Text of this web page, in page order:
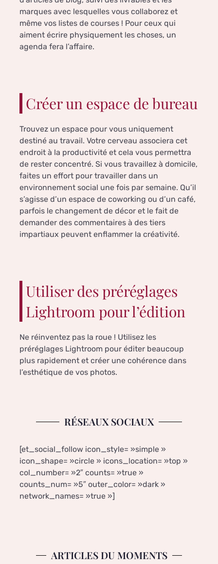
marques avec lesquelles vous collaborez et
même vos listes de courses ! Pour ceux qui
aiment écrire physiquement les choses, un
agenda fera l’affaire.
Créer un espace de bureau
Trouvez un espace pour vous uniquement
destiné au travail. Votre cerveau associera cet
endroit à la productivité et cela vous permettra
de rester concentré. Si vous travaillez à domicile,
faites un effort pour travailler dans un
environnement social une fois par semaine. Qu’il
s’agisse d’un espace de coworking ou d’un café,
parfois le changement de décor et le fait de
demander des commentaires à des tiers
impartiaux peuvent enflammer la créativité.
Utiliser des préréglages
Lightroom pour l’édition
Ne réinventez pas la roue ! Utilisez les
préréglages Lightroom pour éditer beaucoup
plus rapidement et créer une cohérence dans
l’esthétique de vos photos.
RÉSEAUX SOCIAUX
[et_social_follow icon_style= »simple »
icon_shape= »circle » icons_location= »top »
col_number= »2″ counts= »true »
counts_num= »5″ outer_color= »dark »
network_names= »true »]
ARTICLES DU MOMENTS